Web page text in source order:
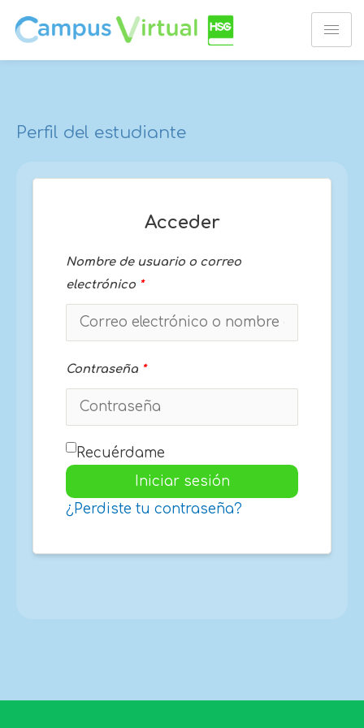
Perfil del estudiante
Acceder
Nombre de usuario o correo
electrónico *
Contraseña *
Recuérdame
Iniciar sesión
¿Perdiste tu contraseña?